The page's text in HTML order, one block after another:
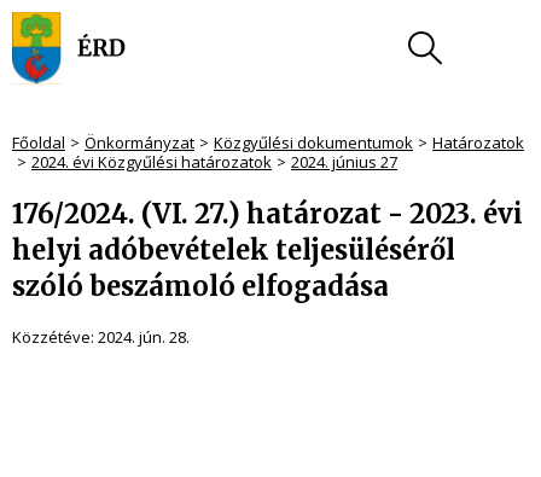
Főoldal Önkormányzat Közgyűlési dokumentumok
Határozatok
2024. évi Közgyűlési határozatok
2024. június 27
176/2024. (VI. 27.) határozat - 2023. évi
helyi adóbevételek teljesüléséről
szóló beszámoló elfogadása
Közzétéve: 2024. jún. 28.